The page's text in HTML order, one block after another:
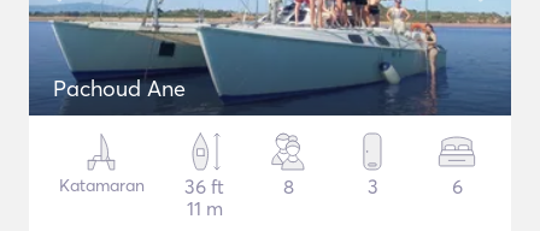
Pachoud Ane
Katamaran
36 ft
11 m
8 3 6